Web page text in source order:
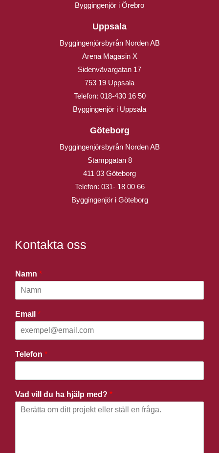
Byggingenjör i Örebro
Uppsala
Byggingenjörsbyrån Norden AB
Arena Magasin X
Sidenvävargatan 17
753 19 Uppsala
Telefon: 018-430 16 50
Byggingenjör i Uppsala
Göteborg
Byggingenjörsbyrån Norden AB
Stampgatan 8
411 03 Göteborg
Telefon: 031- 18 00 66
Byggingenjör i Göteborg
Kontakta oss
Namn *
Email *
Telefon *
Vad vill du ha hjälp med? *